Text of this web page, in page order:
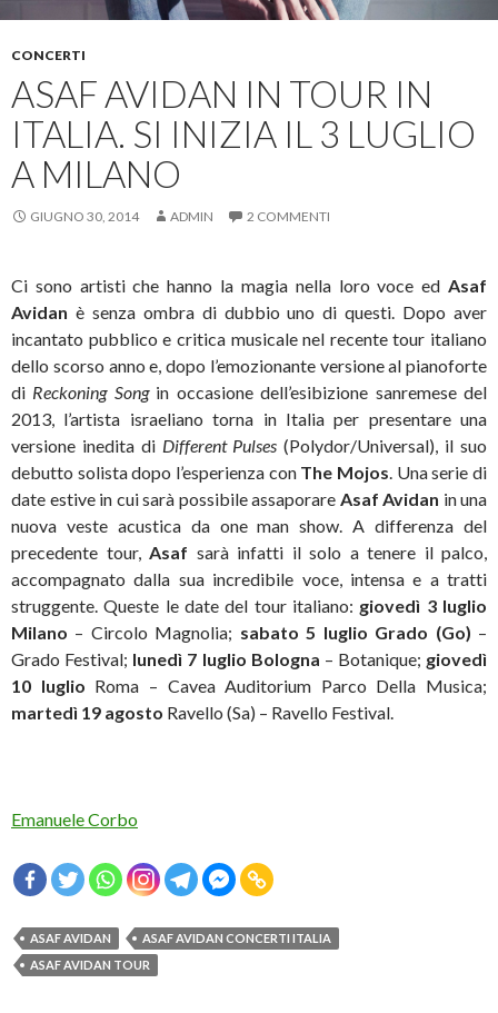
CONCERTI
ASAF AVIDAN IN TOUR IN
ITALIA. SI INIZIA IL 3 LUGLIO
A MILANO
GIUGNO 30, 2014 ADMIN 2 COMMENTI
Ci sono artisti che hanno la magia nella loro voce ed Asaf
Avidan è senza ombra di dubbio uno di questi. Dopo aver
incantato pubblico e critica musicale nel recente tour italiano
dello scorso anno e, dopo l’emozionante versione al pianoforte
di Reckoning Songin occasione dell’esibizione sanremese del
2013, l’artista israeliano torna in Italia per presentare una
versione inedita di Different Pulses(Polydor/Universal), il suo
debutto solista dopo l’esperienza con The Mojos Una serie di
date estive in cui sarà possibile assaporare Asaf Avidan in una
nuova veste acustica da one man show. A differenza del
precedente tour, Asaf sarà infatti il solo a tenere il palco,
accompagnato dalla sua incredibile voce, intensa e a tratti
struggente. Queste le date del tour italiano: giovedì 3 luglio
Milano – Circolo Magnolia; sabato 5 luglio Grado (Go) –
Grado Festival; lunedì 7 luglio Bologna – Botanique; giovedì
10 luglio Roma – Cavea Auditorium Parco Della Musica;
martedì 19 agosto Ravello (Sa) – Ravello Festival.
Emanuele Corbo
ASAF AVIDAN
ASAF AVIDAN CONCERTI ITALIA
ASAF AVIDAN TOUR